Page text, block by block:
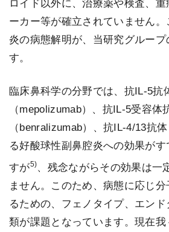
ロイド以外に、治療薬や検査、
ーカー等が確立されていません
炎の病態解明が、当研究グルー
す。
臨床鼻科学の分野では、抗IL-5抗
（mepolizumab）、抗IL-5受容体
（benralizumab）、抗IL-4/13抗
る好酸球性副鼻腔炎への効果がす
すが5)、残念ながらその効果は一
ません。このため、病態に応じ
るための、フェノタイプ、エン
類が課題となっています。現在